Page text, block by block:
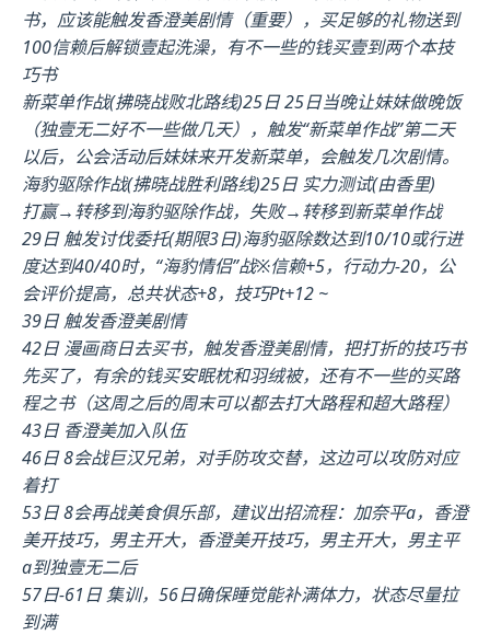
书，应该能触发香澄美剧情（重要），买足够的礼物送到
100信赖后解锁壹起洗澡，有不一些的钱买壹到两个本技
巧书
新菜单作战(拂晓战败北路线)25日 25日当晚让妹妹做晚饭
（独壹无二好不一些做几天），触发“新菜单作战”第二天
以后，公会活动后妹妹来开发新菜单，会触发几次剧情。
海豹驱除作战(拂晓战胜利路线)25日 实力测试(由香里)
打赢→转移到海豹驱除作战，失败→转移到新菜单作战
29日 触发讨伐委托(期限3日)海豹驱除数达到10/10或行进
度达到40/40时，“海豹情侣”战※信赖+5，行动力-20，公
会评价提高，总共状态+8，技巧Pt+12 ~
39日 触发香澄美剧情
42日 漫画商日去买书，触发香澄美剧情，把打折的技巧书
先买了，有余的钱买安眠枕和羽绒被，还有不一些的买路
程之书（这周之后的周末可以都去打大路程和超大路程）
43日 香澄美加入队伍
46日 8会战巨汉兄弟，对手防攻交替，这边可以攻防对应
着打
53日 8会再战美食俱乐部，建议出招流程：加奈平a，香澄
美开技巧，男主开大，香澄美开技巧，男主开大，男主平
a到独壹无二后
57日-61日 集训，56日确保睡觉能补满体力，状态尽量拉
到满